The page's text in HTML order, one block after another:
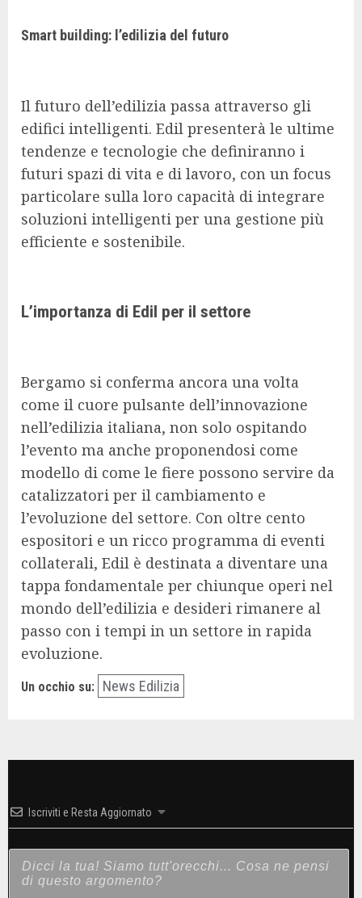
Smart building: l’edilizia del futuro
Il futuro dell’edilizia passa attraverso gli
edifici intelligenti. Edil presenterà le ultime
tendenze e tecnologie che definiranno i
futuri spazi di vita e di lavoro, con un focus
particolare sulla loro capacità di integrare
soluzioni intelligenti per una gestione più
efficiente e sostenibile.
L’importanza di Edil per il settore
Bergamo si conferma ancora una volta
come il cuore pulsante dell’innovazione
nell’edilizia italiana, non solo ospitando
l’evento ma anche proponendosi come
modello di come le fiere possono servire da
catalizzatori per il cambiamento e
l’evoluzione del settore. Con oltre cento
espositori e un ricco programma di eventi
collaterali, Edil è destinata a diventare una
tappa fondamentale per chiunque operi nel
mondo dell’edilizia e desideri rimanere al
passo con i tempi in un settore in rapida
evoluzione.
Un occhio su: News Edilizia
Iscriviti e Resta Aggiornato